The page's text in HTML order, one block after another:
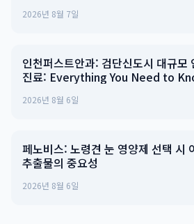
2026년 8월 7일
인천퍼스트안과: 검단신도시 대규모
진료: Everything You Need to
2026년 8월 6일
페노비스: 노령견 눈 영양제 선택 시
추출물의 중요성
2026년 8월 6일